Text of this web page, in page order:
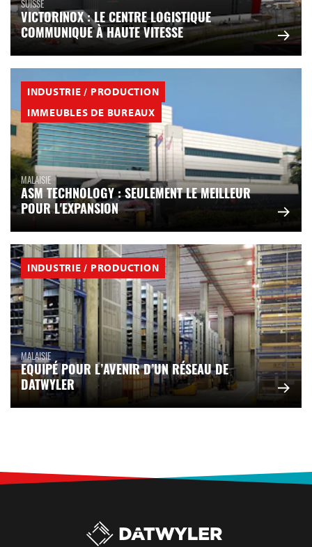
SUISSE
VICTORINOX : LE CENTRE LOGISTIQUE
COMMUNIQUE À HAUTE VITESSE
INDUSTRIE / PRODUCTION
IMMEUBLES DE BUREAUX
MALAISIE
ASM TECHNOLOGY : SEULEMENT LE MEILLEUR
POUR L'EXPANSION
INDUSTRIE / PRODUCTION
MALAISIE
EQUIPÉ POUR L’AVENIR D’UN RÉSEAU DE
DATWYLER